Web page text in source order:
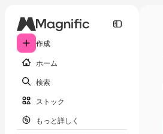
作成
ホーム
検索
ストック
もっと詳しく